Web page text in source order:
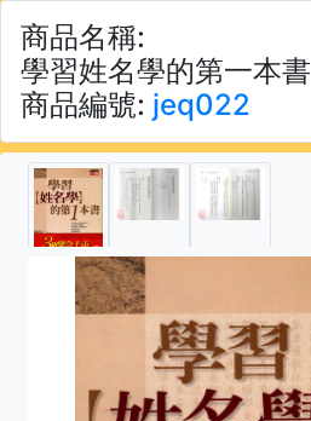
商品名稱:
學習姓名學的第一本書
商品編號: jeq022